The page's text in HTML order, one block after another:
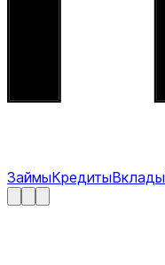
ЗаймыКредитыВклады